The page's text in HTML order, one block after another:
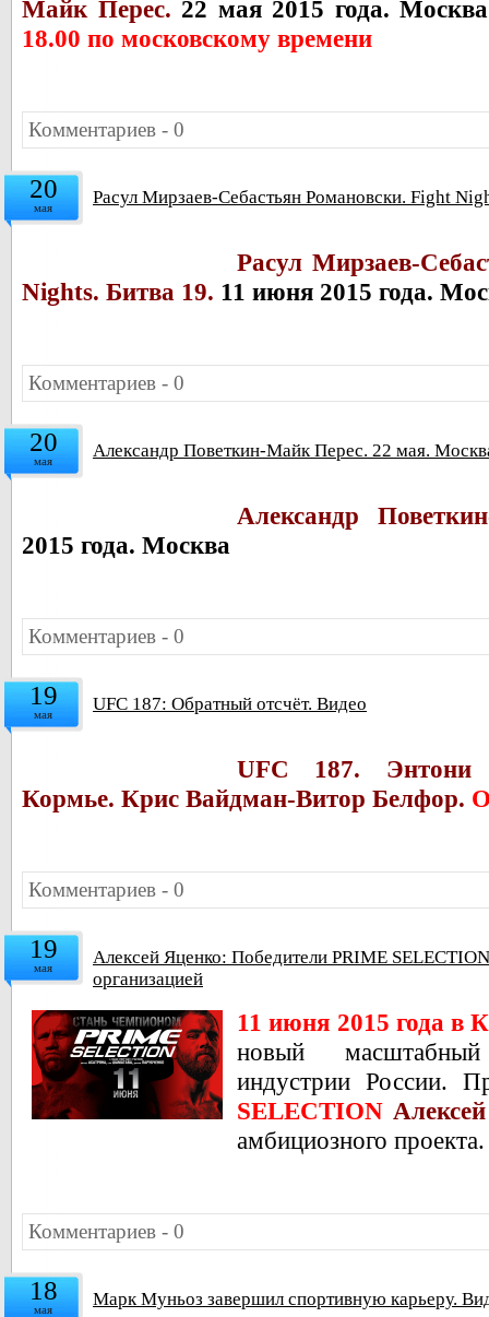
Майк Перес. 22 мая 2015 года.
18.00 по московскому времени
Комментариев - 0
20
мая Расул Мирзаев-Себастьян Романовски. Fight
Расул Мирзаев-
Nights. Битва 19. 11 июня 2015 года.
Комментариев - 0
20
мая Александр Поветкин-Майк Перес. 22 мая.
Александр
2015 года. Москва
Комментариев - 0
19
мая UFC 187: Обратный отсчёт. Видео
UFC 187. Энтони
Кормье. Крис Вайдман-Витор Белфор.
Комментариев - 0
19
мая
Алексей Яценко: Победители PRIME
организацией
11 июня 2015 года в
новый
индустрии России.
SELECTION
амбициозного проекта.
Комментариев - 0
18
мая Марк Муньоз завершил спортивную карьеру.